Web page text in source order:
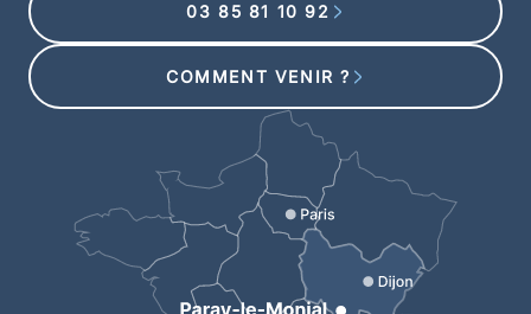
03 85 81 10 92
COMMENT VENIR ?